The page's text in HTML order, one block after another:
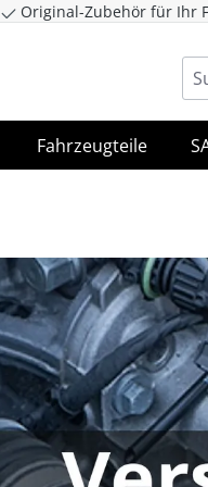
Zur Suche springen Zur
Original-Zubehör für Ihr
Fahrzeugteile